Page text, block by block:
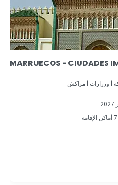
MARRUECOS - CIUDADES
| ورزازات | مراكش